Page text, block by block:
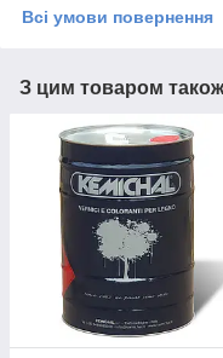
Всі умови повернення
З цим товаром